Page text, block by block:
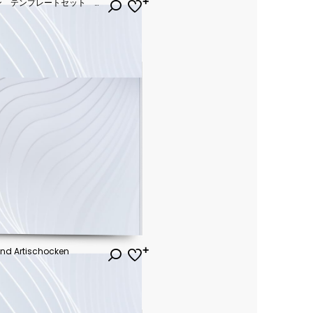
高級感のある フレームデザイン テンプレートセット ラグジュアリー ゴージャス ビンテージ アンティーク
Artischocken